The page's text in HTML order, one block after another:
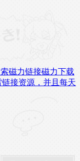
磁力链接磁力下载
接资源，并且每天